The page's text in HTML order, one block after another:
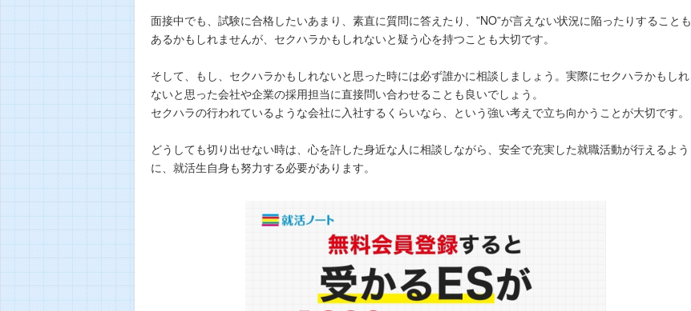
面接中でも、試験に合格したいあまり、素直に質問に答えたり、”NO”が言えない状況に陥ったりすることも
あるかもしれませんが、セクハラかもしれないと疑う心を持つことも大切です。
そして、もし、セクハラかもしれないと思った時には必ず誰かに相談しましょう。実際にセクハラかもしれ
ないと思った会社や企業の採用担当に直接問い合わせることも良いでしょう。
セクハラの行われているような会社に入社するくらいなら、という強い考えで立ち向かうことが大切です。
どうしても切り出せない時は、心を許した身近な人に相談しながら、安全で充実した就職活動が行えるよう
に、就活生自身も努力する必要があります。